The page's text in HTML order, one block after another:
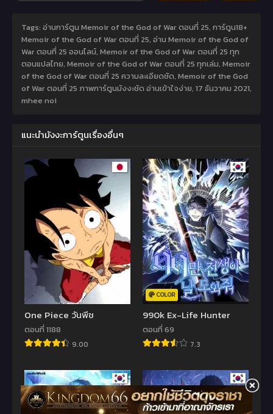
Tags: อ่านการ์ตูน Memoir of the God of War ตอนที่ 25, การ์ตูน18+
Memoir of the God of War ตอนที่ 25, อ่าน Memoir of the God of
War ตอนที่ 25 ออนไลน์, Memoir of the God of War ตอนที่ 25 ทุก
ตอนแปลไทย, Memoir of the God of War ตอนที่ 25 ทุกเล่ม, Memoir
of the God of War ตอนที่ 25 ความละเอียดชัด, Memoir of the God
of War ตอนที่ 25 ภาพการ์ตูนมังงะชัด อ่านเข้าใจง่าย, 17 ธันวาคม 2021,
mhee noi
แนะนำมังงะการ์ตูนเรื่องอื่นๆ
One Piece วันพีช
ตอนที่ 1188
9.00
COLOR
990k Ex-Life Hunter
ตอนที่ 69
7.3